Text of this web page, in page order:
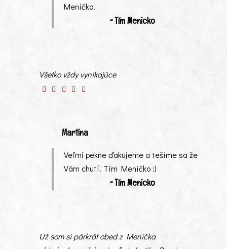
Meníčko!
~ Tím Menicko
Všetko vždy vynikajúce
Martina
Veľmi pekne ďakujeme a tešíme sa že
Vám chutí. Tím Meníčko :)
~ Tím Menicko
Už som si párkrát obed z Meníčka